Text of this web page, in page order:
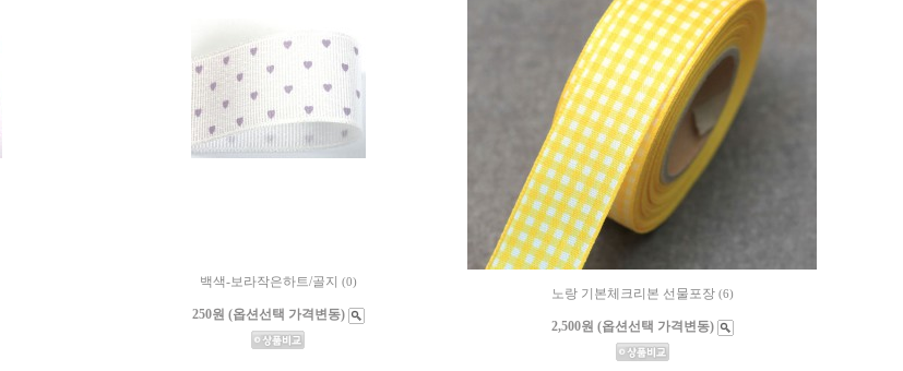
백색-보라작은하트/골지 (0)
250원 (옵션선택 가격변동)
노랑 기본체크리본 선물포장 (6)
2,500원 (옵션선택 가격변동)